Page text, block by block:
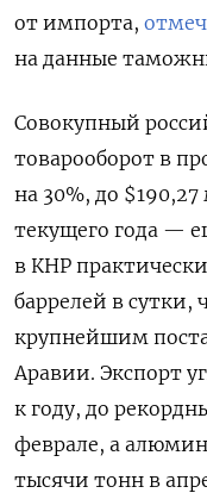
от импорта,
на данные
Совокупный
товарооборот в
на 30%, до
текущего года —
в КНР
баррелей в сутки,
крупнейшим
Аравии. Экспорт
к году, до
феврале, а
тысячи тонн в